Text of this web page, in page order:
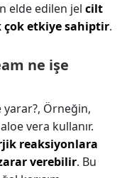
elde edilen jel cilt
çok etkiye sahiptir.
ne işe
yarar?, Örneğin,
vera kullanır.
reaksiyonlara
verebilir. Bu